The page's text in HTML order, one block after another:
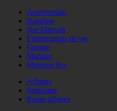
Anniversaire
Baptême
Bar Mitzvah
Enterrements de vie
Groupe
Mariage
Musique live
Affaires
Seminaire
Repas affaires